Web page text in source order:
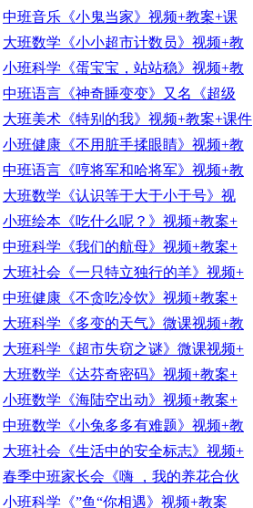
中班音乐《小鬼当家》视频+教案+课
大班数学《小小超市计数员》视频+教
小班科学《蛋宝宝，站站稳》视频+教
中班语言《神奇睡变变》又名《超级
大班美术《特别的我》视频+教案+课件
小班健康《不用脏手揉眼睛》视频+教
中班语言《哼将军和哈将军》视频+教
大班数学《认识等于大于小于号》视
小班绘本《吃什么呢？》视频+教案+
中班科学《我们的航母》视频+教案+
大班社会《一只特立独行的羊》视频+
中班健康《不贪吃冷饮》视频+教案+
大班科学《多变的天气》微课视频+教
大班科学《超市失窃之谜》微课视频+
大班数学《达芬奇密码》视频+教案+
小班数学《海陆空出动》视频+教案+
中班数学《小兔多多有难题》视频+教
大班社会《生活中的安全标志》视频+
春季中班家长会《嗨 ，我的养花合伙
小班科学《”鱼“你相遇》视频+教案